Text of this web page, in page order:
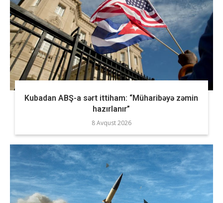
Kubadan ABŞ-a sərt ittiham: “Müharibəyə zəmin
hazırlanır”
8 Avqust 2026